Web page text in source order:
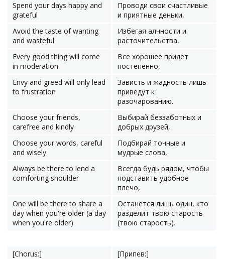
Spend your days happy and
grateful
Проводи свои счастливые
и приятные деньки,
Avoid the taste of wanting
and wasteful
Избегая алчности и
расточительства,
Every good thing will come
in moderation
Все хорошее придет
постепенно,
Envy and greed will only lead
to frustration
Зависть и жадность лишь
приведут к
разочарованию.
Choose your friends,
carefree and kindly
Выбирай беззаботных и
добрых друзей,
Choose your words, careful
and wisely
Подбирай точные и
мудрые слова,
Always be there to lend a
comforting shoulder
Всегда будь рядом, чтобы
подставить удобное
плечо,
One will be there to share a
day when you're older (a day
when you're older)
Останется лишь один, кто
разделит твою старость
(твою старость).
[Chorus:]
[Припев:]